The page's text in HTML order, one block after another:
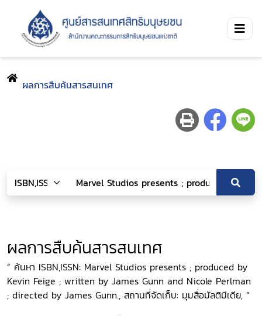
ผลการสืบค้นสารสนเทศ
ผลการสืบค้นสารสนเทศ
“ ค้นหา ISBN,ISSN: Marvel Studios presents ; produced by
Kevin Feige ; written by James Gunn and Nicole Perlman
; directed by James Gunn., สถานที่จัดเก็บ: มุมสื่อมัลติมีเดีย, ”